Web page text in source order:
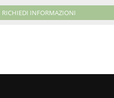
RICHIEDI INFORMAZIONI